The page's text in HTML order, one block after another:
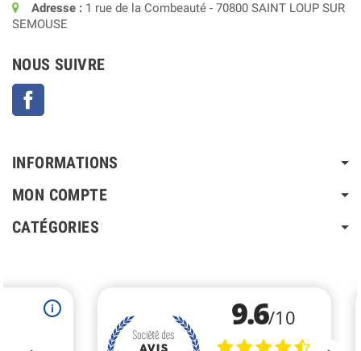
Adresse : 1 rue de la Combeauté - 70800 SAINT LOUP SUR
SEMOUSE
NOUS SUIVRE
INFORMATIONS
MON COMPTE
CATÉGORIES